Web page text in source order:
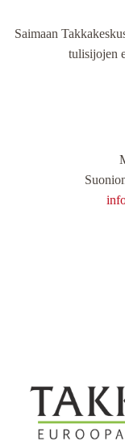
Saimaan
tulisijojen